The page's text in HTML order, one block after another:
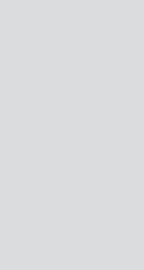
La Fondation CGénial,
2006 par des entreprises
Recherche. Reconnue
développer l'appétence pour
les jeunes et leur faire
également au
celui de l’éducation pour
Suivez